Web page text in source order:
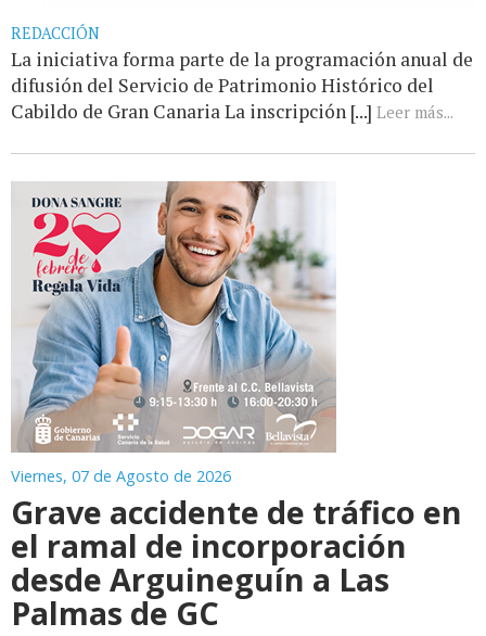
REDACCIÓN
La iniciativa forma parte de la programación anual de
difusión del Servicio de Patrimonio Histórico del
Cabildo de Gran Canaria La inscripción [...] Leer más...
Viernes, 07 de Agosto de 2026
Grave accidente de tráfico en
el ramal de incorporación
desde Arguineguín a Las
Palmas de GC